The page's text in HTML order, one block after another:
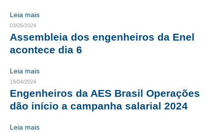
CURSOS
SEESP EDUCAÇÃO
PLATAFORMAS GRATUITAS
Leia mais
03/05/2024
Assembleia dos engenheiros da Enel
acontece dia 6
Leia mais
18/04/2024
Engenheiros da AES Brasil Operações
dão início a campanha salarial 2024
Leia mais